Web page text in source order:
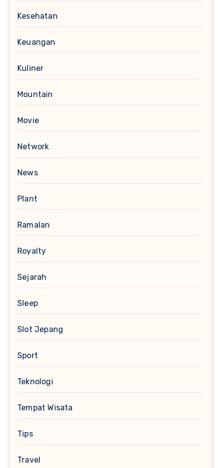
Kesehatan
Keuangan
Kuliner
Mountain
Movie
Network
News
Plant
Ramalan
Royalty
Sejarah
Sleep
Slot Jepang
Sport
Teknologi
Tempat Wisata
Tips
Travel